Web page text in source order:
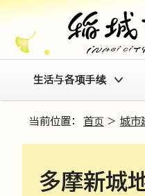
生活与各项手续
当前位置： 首页 > 城市
多摩新城